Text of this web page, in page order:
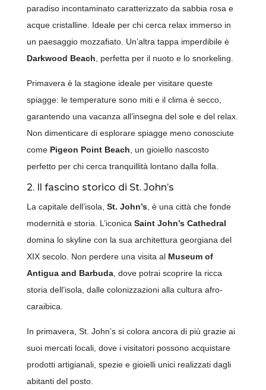
paradiso incontaminato caratterizzato da sabbia rosa e
acque cristalline. Ideale per chi cerca relax immerso in
un paesaggio mozzafiato. Un’altra tappa imperdibile è
Darkwood Beach, perfetta per il nuoto e lo snorkeling.
Primavera è la stagione ideale per visitare queste
spiagge: le temperature sono miti e il clima è secco,
garantendo una vacanza all’insegna del sole e del relax.
Non dimenticare di esplorare spiagge meno conosciute
come Pigeon Point Beach, un gioiello nascosto
perfetto per chi cerca tranquillità lontano dalla folla.
2. Il fascino storico di St. John’s
La capitale dell’isola, St. John’s, è una città che fonde
modernità e storia. L’iconica Saint John’s Cathedral
domina lo skyline con la sua architettura georgiana del
XIX secolo. Non perdere una visita al Museum of
Antigua and Barbuda, dove potrai scoprire la ricca
storia dell’isola, dalle colonizzazioni alla cultura afro-
caraibica.
In primavera, St. John’s si colora ancora di più grazie ai
suoi mercati locali, dove i visitatori possono acquistare
prodotti artigianali, spezie e gioielli unici realizzati dagli
abitanti del posto.